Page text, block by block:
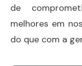
de
melhores em
do que com a